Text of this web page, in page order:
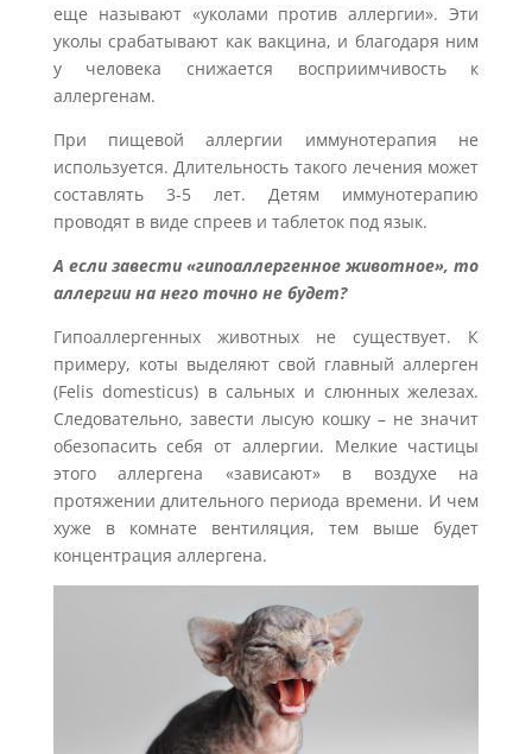
еще называют «уколами против аллергии». Эти
уколы срабатывают как вакцина, и благодаря ним
у человека снижается восприимчивость к
аллергенам.
При пищевой аллергии иммунотерапия не
используется. Длительность такого лечения может
составлять 3-5 лет. Детям иммунотерапию
проводят в виде спреев и таблеток под язык.
А если завести «гипоаллергенное животное», то
аллергии на него точно не будет?
Гипоаллергенных животных не существует. К
примеру, коты выделяют свой главный аллерген
(Felis domesticus) в сальных и слюнных железах.
Следовательно, завести лысую кошку – не значит
обезопасить себя от аллергии. Мелкие частицы
этого аллергена «зависают» в воздухе на
протяжении длительного периода времени. И чем
хуже в комнате вентиляция, тем выше будет
концентрация аллергена.